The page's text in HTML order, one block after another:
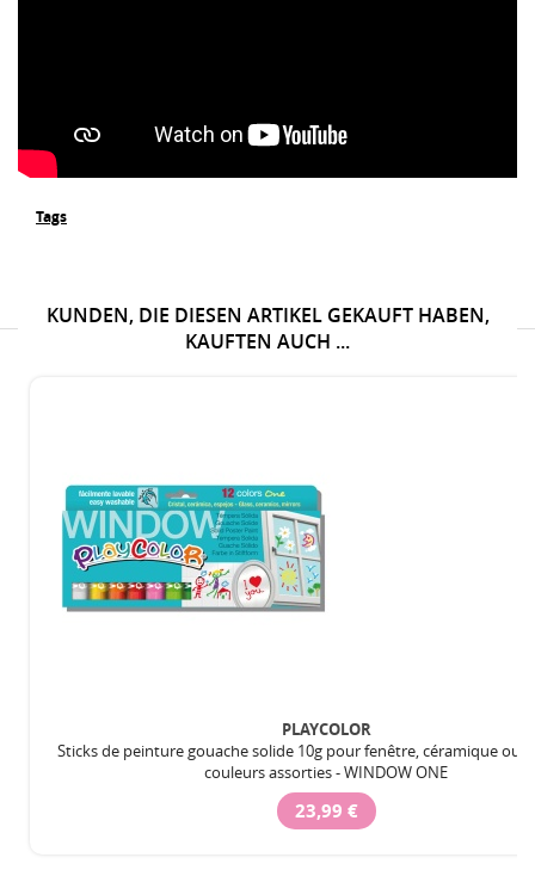
Tags
KUNDEN, DIE DIESEN ARTIKEL GEKAUFT HABEN,
KAUFTEN AUCH ...
PLAYCOLOR
Sticks de peinture gouache solide 10g pour fenêtre, céramique ou
couleurs assorties - WINDOW ONE
23,99 €